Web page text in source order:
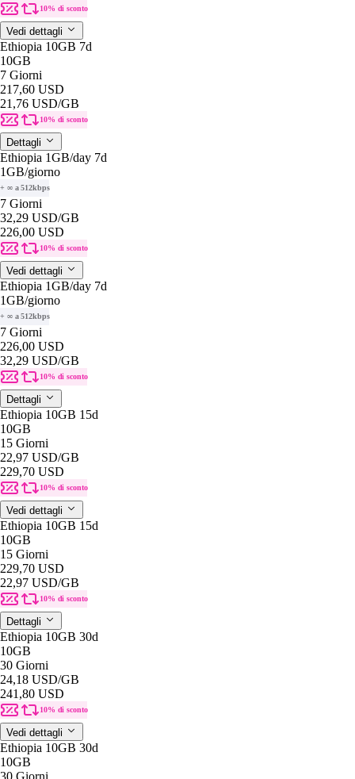
10% di sconto
Vedi dettagli
Ethiopia 10GB 7d
10GB
7 Giorni
217,60 USD
21,76 USD/GB
10% di sconto
Dettagli
Ethiopia 1GB/day 7d
1GB/giorno
+ ∞ a 512kbps
7 Giorni
32,29 USD/GB
226,00 USD
10% di sconto
Vedi dettagli
Ethiopia 1GB/day 7d
1GB/giorno
+ ∞ a 512kbps
7 Giorni
226,00 USD
32,29 USD/GB
10% di sconto
Dettagli
Ethiopia 10GB 15d
10GB
15 Giorni
22,97 USD/GB
229,70 USD
10% di sconto
Vedi dettagli
Ethiopia 10GB 15d
10GB
15 Giorni
229,70 USD
22,97 USD/GB
10% di sconto
Dettagli
Ethiopia 10GB 30d
10GB
30 Giorni
24,18 USD/GB
241,80 USD
10% di sconto
Vedi dettagli
Ethiopia 10GB 30d
10GB
30 Giorni